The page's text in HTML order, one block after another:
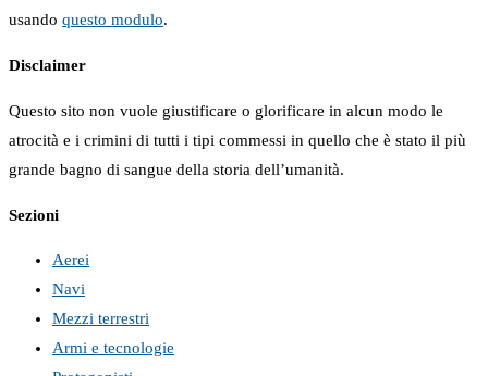
usando questo modulo.
Disclaimer
Questo sito non vuole giustificare o glorificare in alcun modo le
atrocità e i crimini di tutti i tipi commessi in quello che è stato il più
grande bagno di sangue della storia dell’umanità.
Sezioni
Aerei
Navi
Mezzi terrestri
Armi e tecnologie